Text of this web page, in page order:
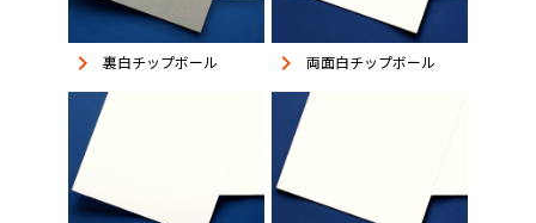
keyboard_arrow_right 裏白チップボール keyboard_arrow_right 両面白チップボール